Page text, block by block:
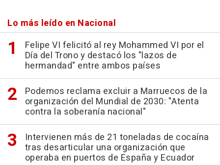
Lo más leído en Nacional
Felipe VI felicitó al rey Mohammed VI por el
Día del Trono y destacó los "lazos de
hermandad" entre ambos países
Podemos reclama excluir a Marruecos de la
organización del Mundial de 2030: "Atenta
contra la soberanía nacional"
Intervienen más de 21 toneladas de cocaína
tras desarticular una organización que
operaba en puertos de España y Ecuador